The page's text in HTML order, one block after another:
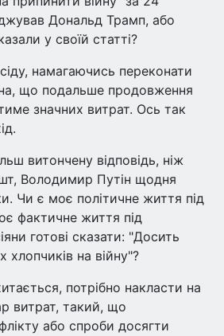
Дональд Трамп, або
у своїй статті?
намагаючись переконати
що подальше продовження
значних витрат. Ось так
витончену відповідь, ніж
Володимир Путін щодня
Чи є моє політичне життя під
фактичне життя під
готові сказати: "Досить
хлопчиків на війну"?
потрібно накласти на
витрат, такий, що
або спроби досягти